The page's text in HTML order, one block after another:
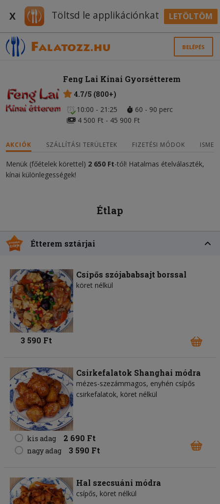
X Töltsd le applikációnkat LETÖLTÖM
BELÉPÉS
Feng Lai Kínai Gyorsétterem
4.7/5 (800+)
10:00 - 21:25
60 - 90 perc
4 500 Ft - 45 900 Ft
AKCIÓK SZÁLLÍTÁSI TERÜLETEK FIZETÉSI MÓDOK
Menük (főételek körettel) 2 650 Ft-tól! Hatalmas ételválaszték,
kínai különlegességek!
Étlap
Étterem sztárjai
Csípős szójababsajt borssal
köret nélkül
3 590 Ft
Csirkefalatok Shanghai módra
mézes-szezámmagos, enyhén csípős
csirkefalatok, köret nélkül
kis adag 2 690 Ft
nagy adag 3 590 Ft
Hal szecsuáni módra
csípős, köret nélkül